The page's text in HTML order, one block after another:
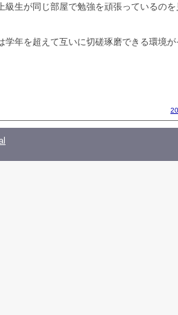
級生が同じ部屋で勉強を頑張っているの
学年を超えて互いに切磋琢磨できる環境